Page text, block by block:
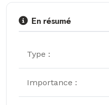
En résumé
Type :
Importance :